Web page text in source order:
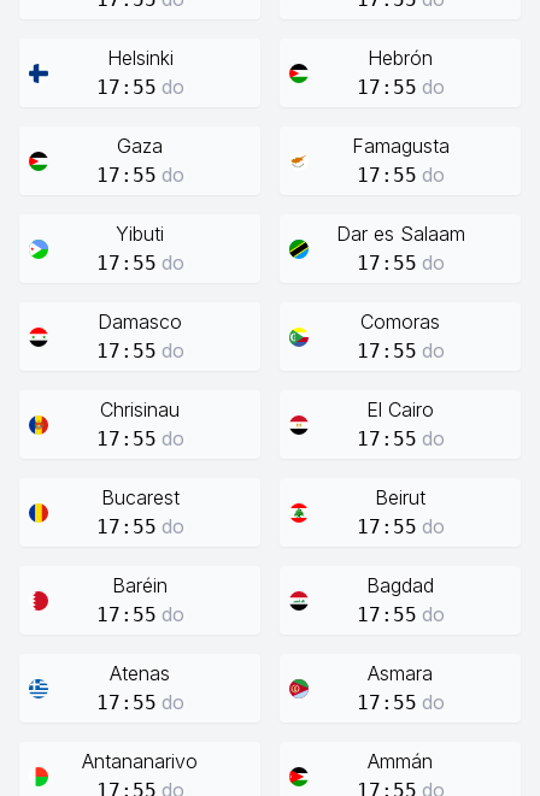
Helsinki
17:55 do
Hebrón
17:55 do
Gaza
17:55 do
Famagusta
17:55 do
Yibuti
17:55 do
Dar es Salaam
17:55 do
Damasco
17:55 do
Comoras
17:55 do
Chrisinau
17:55 do
El Cairo
17:55 do
Bucarest
17:55 do
Beirut
17:55 do
Baréin
17:55 do
Bagdad
17:55 do
Atenas
17:55 do
Asmara
17:55 do
Antananarivo
17:55 do
Ammán
17:55 do